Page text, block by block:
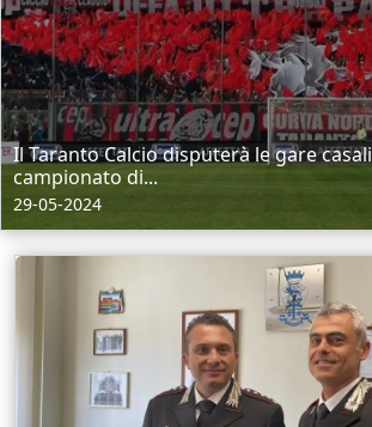
Il Taranto Calcio disputerà le gare
campionato di...
29-05-2024